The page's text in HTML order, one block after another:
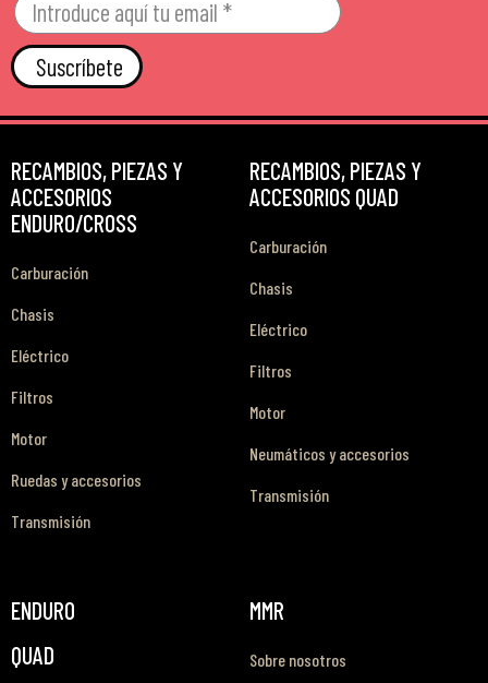
Suscríbete
RECAMBIOS, PIEZAS Y
ACCESORIOS
ENDURO/CROSS
Carburación
Chasis
Eléctrico
Filtros
Motor
Ruedas y accesorios
Transmisión
RECAMBIOS, PIEZAS Y
ACCESORIOS QUAD
Carburación
Chasis
Eléctrico
Filtros
Motor
Neumáticos y accesorios
Transmisión
ENDURO
QUAD
MMR
Sobre nosotros